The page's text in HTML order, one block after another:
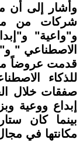
وأشار إلى أن
و"واعية"
الاصطناعي "
قدمت عروضاً
للذكاء
صفقات خلال
إبداع ووعية
بينما كان
مكانتها في